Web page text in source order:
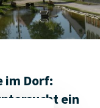
im Dorf:
ein